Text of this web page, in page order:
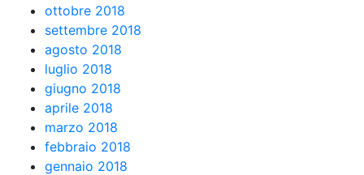
ottobre 2018
settembre 2018
agosto 2018
luglio 2018
giugno 2018
aprile 2018
marzo 2018
febbraio 2018
gennaio 2018